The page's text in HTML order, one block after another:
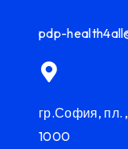
pdp-
гр.София,
1000